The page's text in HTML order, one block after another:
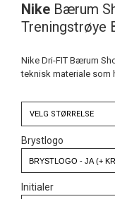
Nike Bærum
Treningstrøye
Nike Dri-FIT Bærum
teknisk materiale som
VELG STØRRELSE
Brystlogo
Initialer